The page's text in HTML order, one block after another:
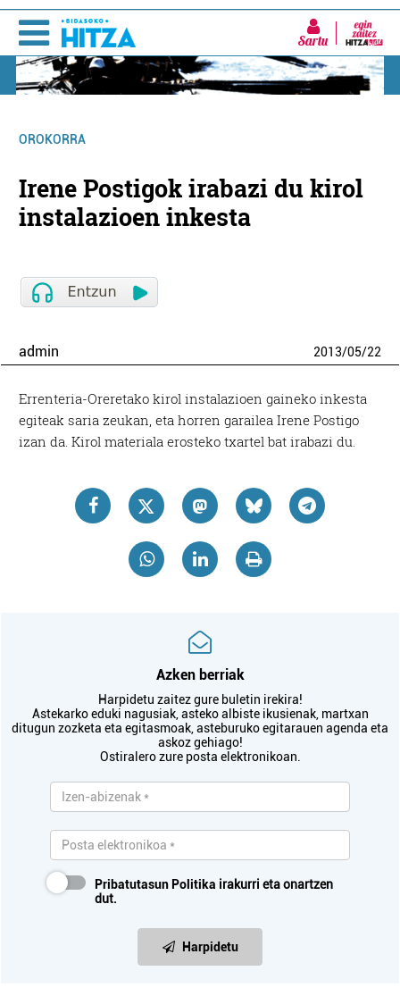
Sartu
OROKORRA
Irene Postigok irabazi du kirol
instalazioen inkesta
admin 2013/05/22
Errenteria-Oreretako kirol instalazioen gaineko inkesta
egiteak saria zeukan, eta horren garailea Irene Postigo
izan da. Kirol materiala erosteko txartel bat irabazi du.
Azken berriak
Harpidetu zaitez gure buletin irekira!
Astekarko eduki nagusiak, asteko albiste ikusienak, martxan
ditugun zozketa eta egitasmoak, asteburuko egitarauen agenda eta
askoz gehiago!
Ostiralero zure posta elektronikoan.
Pribatutasun Politika irakurri eta onartzen
dut.
Harpidetu